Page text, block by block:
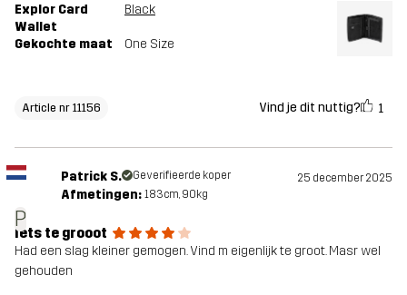
Explor Card
Wallet
Black
Gekochte maat One Size
Article nr 11156 Vind je dit nuttig? 1
P
Patrick S. Geverifieerde koper 25 december 2025
Afmetingen: 183cm, 90kg
Iets te grooot
Had een slag kleiner gemogen. Vind m eigenlijk te groot. Masr wel
gehouden